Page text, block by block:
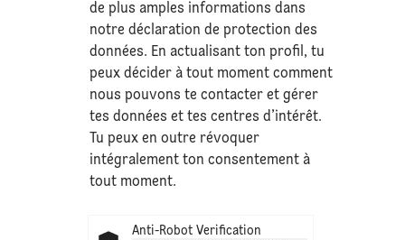
de plus amples informations dans
notre déclaration deprotection des
données. En actualisant ton profil, tu
peux décider à tout moment comment
nous pouvons te contacter et gérer
tes données et tes centres d’intérêt.
Tu peux en outre révoquer
intégralement ton consentement à
tout moment.
Anti-Robot Verification